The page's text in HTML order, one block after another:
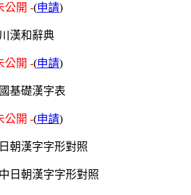
公開 -(申請)
漢和辭典
公開 -(申請)
基礎漢字表
公開 -(申請)
朝漢字字形對照